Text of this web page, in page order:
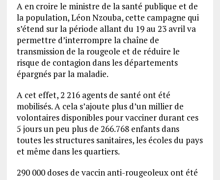
A en croire le ministre de la santé publique et de
la population, Léon Nzouba, cette campagne qui
s’étend sur la période allant du 19 au 23 avril va
permettre d’interrompre la chaîne de
transmission de la rougeole et de réduire le
risque de contagion dans les départements
épargnés par la maladie.
A cet effet, 2 216 agents de santé ont été
mobilisés. A cela s’ajoute plus d’un millier de
volontaires disponibles pour vacciner durant ces
5 jours un peu plus de 266.768 enfants dans
toutes les structures sanitaires, les écoles du pays
et même dans les quartiers.
290 000 doses de vaccin anti-rougeoleux ont été